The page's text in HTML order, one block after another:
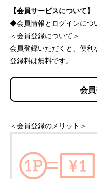
【会員サービスについて】
◆会員情報とログインにつ
＜会員登録について＞
会員登録いただくと、便利
登録料は無料です。
会
＜会員登録のメリット＞